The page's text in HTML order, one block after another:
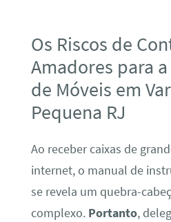
Os Riscos de
Amadores para
de Móveis em
Pequena RJ
Ao receber caixas de
internet, o manual de
se revela um quebra-
complexo. Portanto,